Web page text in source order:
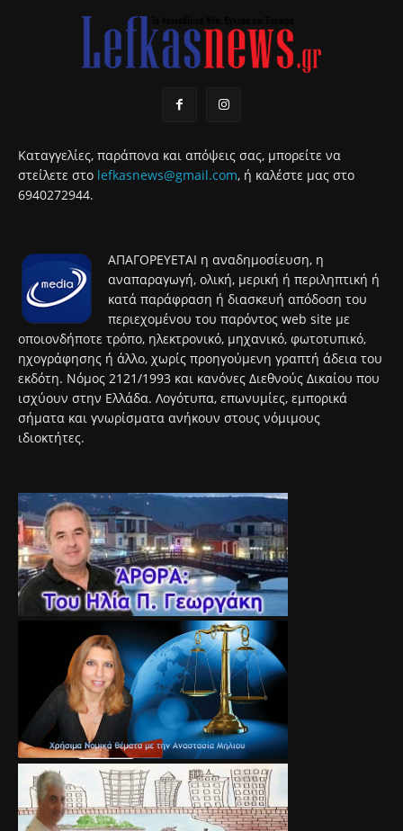
Καταγγελίες, παράπονα και απόψεις σας, μπορείτε να
στείλετε στο lefkasnews@gmail.com, ή καλέστε μας στο
6940272944.
ΑΠΑΓΟΡΕΥΕΤΑΙ η αναδημοσίευση, η
αναπαραγωγή, ολική, μερική ή περιληπτική ή
κατά παράφραση ή διασκευή απόδοση του
περιεχομένου του παρόντος web site με
οποιονδήποτε τρόπο, ηλεκτρονικό, μηχανικό, φωτοτυπικό,
ηχογράφησης ή άλλο, χωρίς προηγούμενη γραπτή άδεια του
εκδότη. Νόμος 2121/1993 και κανόνες Διεθνούς Δικαίου που
ισχύουν στην Ελλάδα. Λογότυπα, επωνυμίες, εμπορικά
σήματα και γνωρίσματα ανήκουν στους νόμιμους
ιδιοκτήτες.